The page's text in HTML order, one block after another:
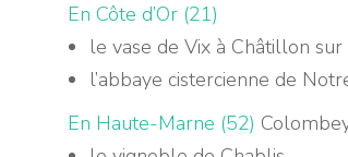
En Côte d’Or (21)
le vase de Vix à Châtillon sur
l’abbaye cistercienne de
En Haute-Marne (52)